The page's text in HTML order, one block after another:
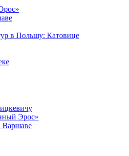
в Польшу: Катовице
Эрос»
Варшаве